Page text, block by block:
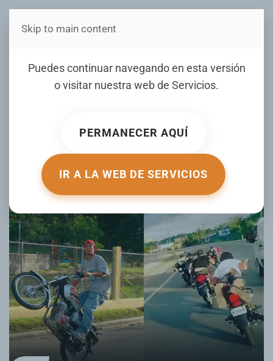
Estás en Telenord Medios
Puedes continuar navegando en esta versión
o visitar nuestra web de Servicios.
PERMANECER AQUÍ
IR A LA WEB DE SERVICIOS
Skip to main content
Carolina Medina dice
penas por carreras ilegales
advierte: "sin educación vial
no habrá cambio real"
ESCRITO POR TELENORD.COM EL
PUBLICADO ENLOCALES.